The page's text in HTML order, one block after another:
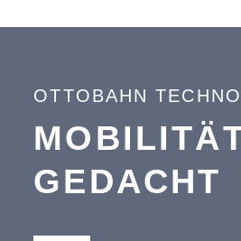
OTTOBAHN
GEDACHT